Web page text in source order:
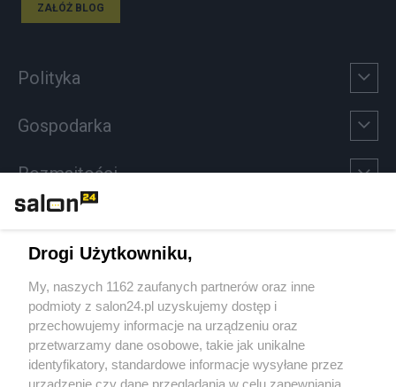
ZAŁÓŻ BLOG
Polityka
Gospodarka
Rozmaitości
Sport
Społeczeństwo
Kultura
Drogi Użytkowniku,
My, naszych 1162 zaufanych partnerów oraz inne
podmioty z salon24.pl uzyskujemy dostęp i
przechowujemy informacje na urządzeniu oraz
przetwarzamy dane osobowe, takie jak unikalne
identyfikatory, standardowe informacje wysyłane przez
urządzenie czy dane przeglądania w celu zapewniania